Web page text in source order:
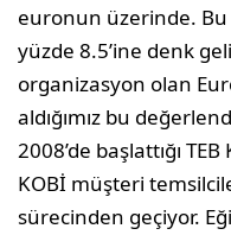
euronun üzerinde. Bu
yüzde 8.5’ine denk
organizasyon olan
aldığımız bu
2008’de başlattığı
KOBİ müşteri
sürecinden geçiyor.